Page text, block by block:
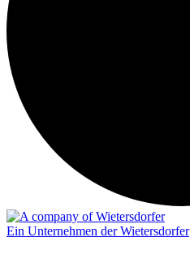
Ein Unternehmen der Wietersdorfer